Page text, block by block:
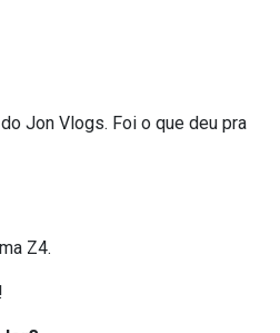
Jon Vlogs. Foi o que deu pra
Z4.